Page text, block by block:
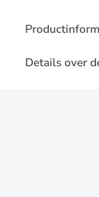
Details over